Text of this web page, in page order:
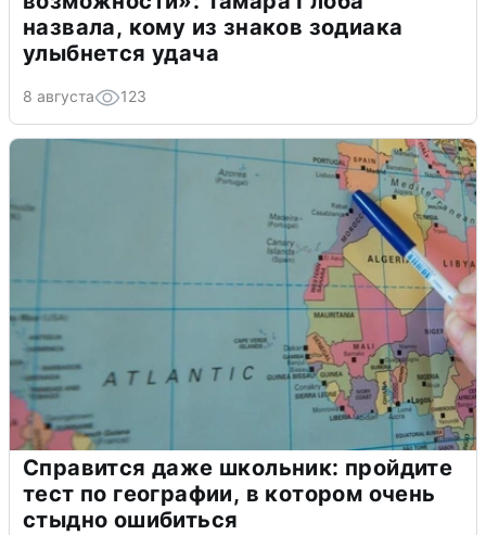
назвала, кому из знаков зодиака
улыбнется удача
8 августа 123
Справится даже школьник: пройдите
тест по географии, в котором очень
стыдно ошибиться